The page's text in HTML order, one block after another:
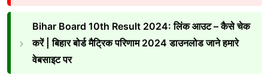
Bihar Board 10th Result 2024: लिंक आउट – कैसे चेक
करें | बिहार बोर्ड मैट्रिक परिणाम 2024 डाउनलोड जाने हमारे
वेबसाइट पर